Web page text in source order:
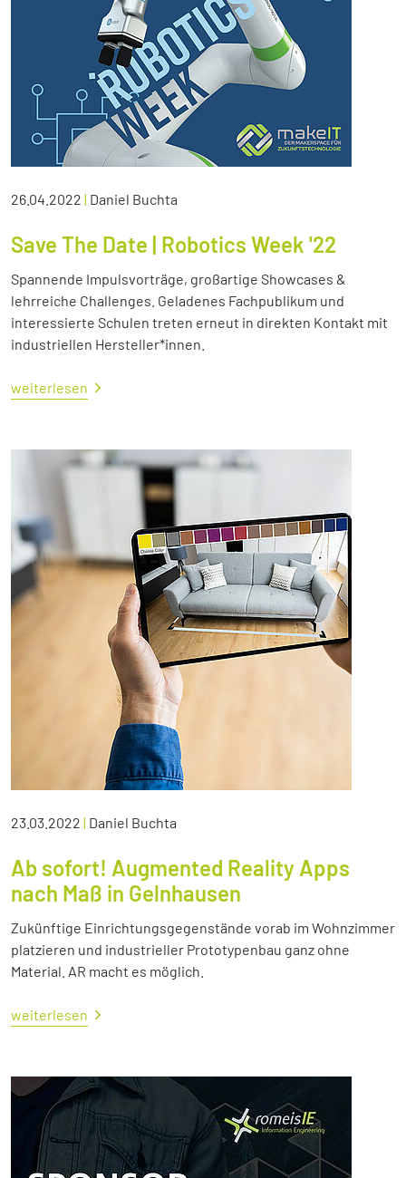
26.04.2022 | Daniel Buchta
Save The Date | Robotics Week '22
Spannende Impulsvorträge, großartige Showcases &
lehrreiche Challenges. Geladenes Fachpublikum und
interessierte Schulen treten erneut in direkten Kontakt mit
industriellen Hersteller*innen.
weiterlesen
23.03.2022 | Daniel Buchta
Ab sofort! Augmented Reality Apps
nach Maß in Gelnhausen
Zukünftige Einrichtungsgegenstände vorab im Wohnzimmer
platzieren und industrieller Prototypenbau ganz ohne
Material. AR macht es möglich.
weiterlesen